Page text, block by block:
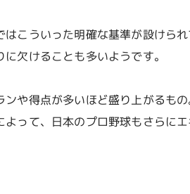
こういった明確な基準が設けら
欠けることも多いようです。
ンや得点が多いほど盛り上がるも
って、日本のプロ野球もさらに